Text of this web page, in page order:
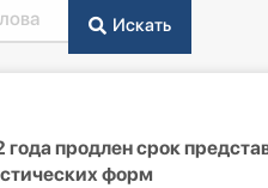
Искать
продлен срок
форм